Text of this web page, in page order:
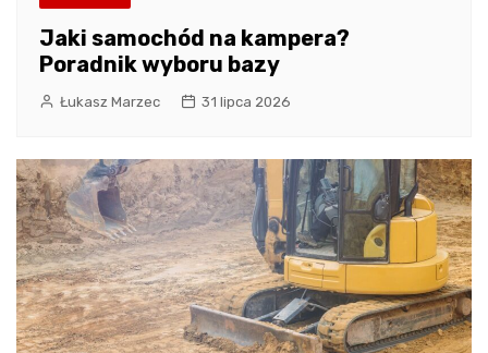
Jaki samochód na kampera?
Poradnik wyboru bazy
Łukasz Marzec 31 lipca 2026